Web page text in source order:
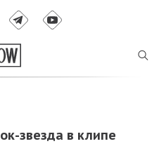
звезда в клипе